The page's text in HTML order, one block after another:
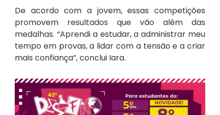
De acordo com a jovem, essas competições
promovem resultados que vão além das
medalhas. “Aprendi a estudar, a administrar meu
tempo em provas, a lidar com a tensão e a criar
mais confiança”, conclui Iara.